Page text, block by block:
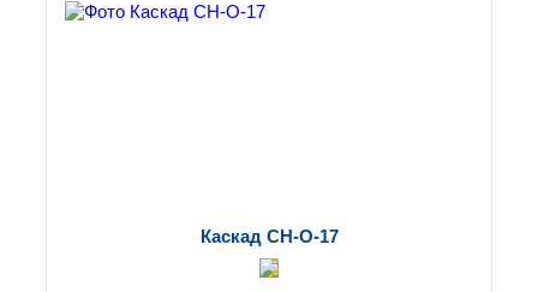
Каскад СН-О-17